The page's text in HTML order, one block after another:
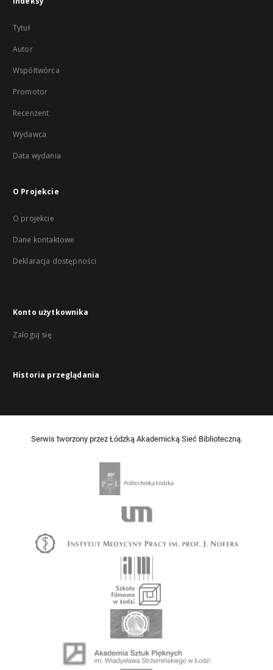
Tytuł
Autor
Współtwórca
Promotor
Recenzent
Wydawca
Data wydania
O Projekcie
O projekcie
Dane kontaktowe
Deklaracja dostępności
Konto użytkownika
Zaloguj się
Historia przeglądania
Serwis tworzony przez Łódzką Akademicką Sieć Biblioteczną.